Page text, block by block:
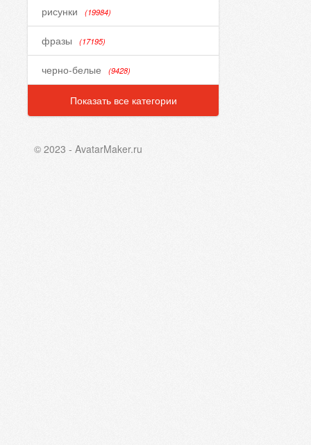
рисунки (19984)
фразы (17195)
черно-белые (9428)
Показать все категории
© 2023 - AvatarMaker.ru